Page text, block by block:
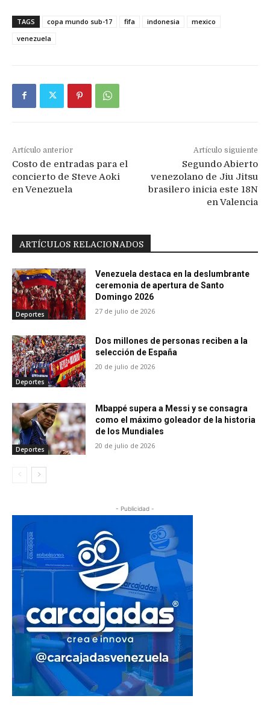
TAGS copa mundo sub-17 fifa indonesia
mexico
venezuela
Artículo anterior
Costo de entradas para el
concierto de Steve Aoki
en Venezuela
Artículo siguiente
Segundo Abierto
venezolano de Jiu Jitsu
brasilero inicia este 18N
en Valencia
ARTÍCULOS RELACIONADOS
Deportes
Venezuela destaca en la deslumbrante
ceremonia de apertura de Santo
Domingo 2026
27 de julio de 2026
Deportes
Dos millones de personas reciben a la
selección de España
20 de julio de 2026
Deportes
Mbappé supera a Messi y se consagra
como el máximo goleador de la historia
de los Mundiales
20 de julio de 2026
- Publicidad -